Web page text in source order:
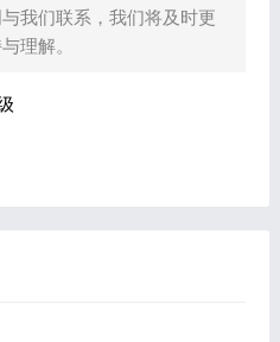
我们联系，我们将及时更
理解。